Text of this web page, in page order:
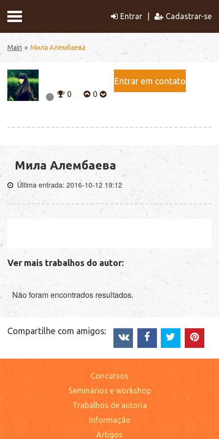
Entrar Cadastrar-se
Main Мила Алембаева
0 0
Entrar em contato
Мила Алембаева
Última entrada: 2016-10-12 19:12
Ver mais trabalhos do autor:
Não foram encontrados resultados.
Compartilhe com amigos:
Concursos
Seminários e workshop
Trabalhos de autoria
Informação
Artigos